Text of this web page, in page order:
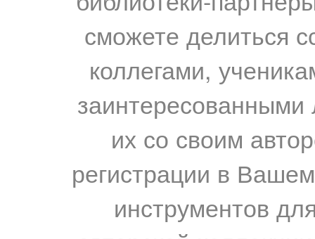
сможете делиться
коллегами,
их со своим
регистрации в
инструментов